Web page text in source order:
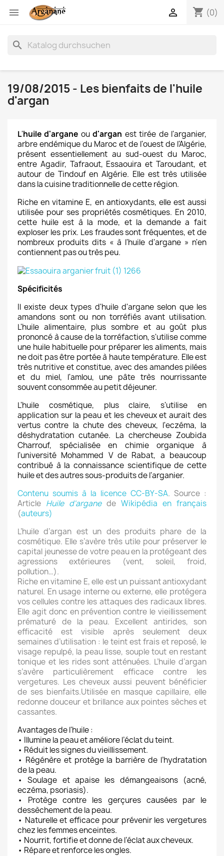
 shopping_cart (0)

search
19/08/2015 - Les bienfaits de l'huile
d'argan
L'huile d'argane oud'argan est tirée de l'arganier,
arbre endémique du Maroc et de l'ouest de l'Algérie,
présent essentiellement au sud-ouest du Maroc,
entre Agadir, Tafraout, Essaouira et Taroudant, et
autour de Tindouf en Algérie. Elle est très utilisée
dans la cuisine traditionnelle de cette région.
Riche en vitamine E, en antioxydants, elle est aussi
utilisée pour ses propriétés cosmétiques. En 2010,
cette huile est à la mode, et la demande a fait
exploser les prix. Les fraudes sont fréquentes, et de
nombreux produits dits « à l'huile d'argane » n'en
contiennent pas ou très peu.
Spécificités
Il existe deux types d'huile d'argane selon que les
amandons sont ou non torréfiés avant utilisation.
L'huile alimentaire, plus sombre et au goût plus
prononcé à cause de la torréfaction, s'utilise comme
une huile habituelle pour préparer les aliments, mais
ne doit pas être portée à haute température. Elle est
très nutritive et constitue, avec des amandes pilées
et du miel, l'amlou, une pâte très nourrissante
souvent consommée au petit déjeuner.
L'huile cosmétique, plus claire, s'utilise en
application sur la peau et les cheveux et aurait des
vertus contre la chute des cheveux, l'eczéma, la
déshydratation cutanée. La chercheuse Zoubida
Charrouf, spécialisée en chimie organique à
l'université Mohammed V de Rabat, a beaucoup
contribué à la connaissance scientifique de cette
huile et des autres sous-produits de l'arganier.
Contenu soumis à la licence CC-BY-SA. Source :
Article Huile d'arganede Wikipédia en français
(auteurs)
L’huile d’argan est un des produits phare de la
cosmétique. Elle s’avère très utile pour préserver le
capital jeunesse de votre peau en la protégeant des
agressions extérieures (vent, soleil, froid,
pollution…).
Riche en vitamine E, elle est un puissant antioxydant
naturel. En usage interne ou externe, elle protégera
vos cellules contre les attaques des radicaux libres.
Elle agit donc en prévention contre le vieillissement
prématuré de la peau. Excellent antirides, son
efficacité est visible après seulement deux
semaines d’utilisation : le teint est frais et reposé, le
visage repulpé, la peau lisse, souple tout en restant
tonique et les rides sont atténuées. L’huile d’argan
s’avère particulièrement efficace contre les
vergetures. Les cheveux aussi peuvent bénéficier
de ses bienfaits.Utilisée en masque capillaire, elle
redonne douceur et brillance aux pointes sèches et
cassantes.
Avantages de l'huile :
• Illumine la peau et améliore l’éclat du teint.
• Réduit les signes du vieillissement.
• Régénère et protège la barrière de l’hydratation
de la peau.
• Soulage et apaise les démangeaisons (acné,
eczéma, psoriasis).
• Protège contre les gerçures causées par le
dessèchement de la peau.
• Naturelle et efficace pour prévenir les vergetures
chez les femmes enceintes.
• Nourrit, fortifie et donne de l’éclat aux cheveux.
• Répare et renforce les ongles.